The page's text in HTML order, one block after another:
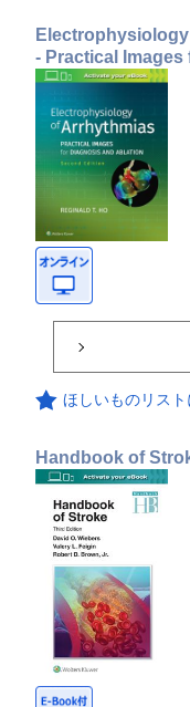
- Practical
ほしいものリス
Handbook of